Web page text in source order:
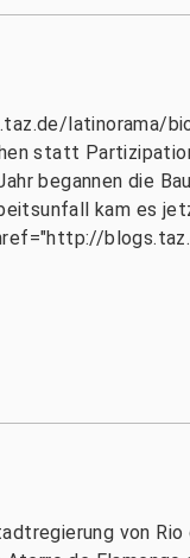
latinorama/
statt
begannen die
kam es
von